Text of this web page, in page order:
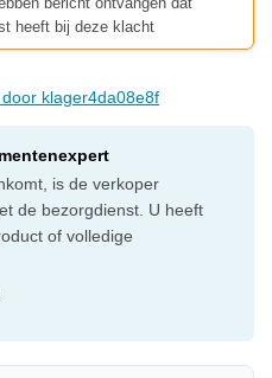
heeft bij deze klacht
klager4da08e8f
is de verkoper
de bezorgdienst. U heeft
of volledige